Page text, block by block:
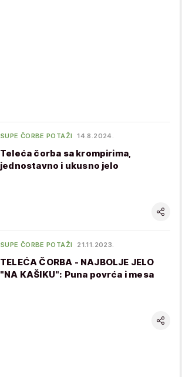
SUPE ČORBE POTAŽI 14.8.2024.
Teleća čorba sa krompirima,
jednostavno i ukusno jelo
SUPE ČORBE POTAŽI 21.11.2023.
TELEĆA ČORBA - NAJBOLJE JELO
"NA KAŠIKU": Puna povrća i mesa